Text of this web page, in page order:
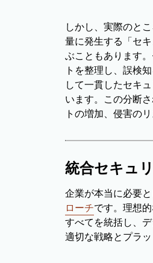
しかし、実際のと
量に発生する「セ
ぶこともあります
トを整理し、誤検
して一貫したセキ
います。この分断
トの増加、侵害の
統合セキュ
企業が本当に必要
ローチです。理想
すべてを統括し、
適切な戦略とプラ